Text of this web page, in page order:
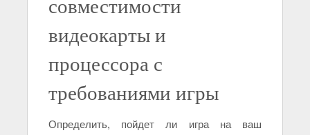
совместимости
видеокарты и
процессора с
требованиями игры
Определить, пойдет ли игра на ваш